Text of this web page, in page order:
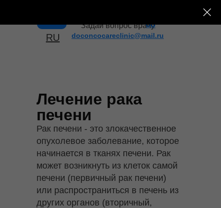
RU
Задай вопрос врачу
08
doconcocareclinic@mail.ru
Лечение рака
печени
Рак печени - это злокачественное
опухолевое заболевание, которое
начинается в тканях печени. Рак
может возникнуть из клеток самой
печени (первичный рак печени)
или распространиться в печень из
других органов (вторичный,